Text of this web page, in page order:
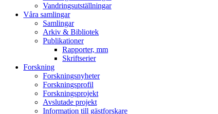
Vandringsutställningar
Våra samlingar
Samlingar
Arkiv & Bibliotek
Publikationer
Rapporter, mm
Skriftserier
Forskning
Forskningsnyheter
Forskningsprofil
Forskningsprojekt
Avslutade projekt
Information till gästforskare